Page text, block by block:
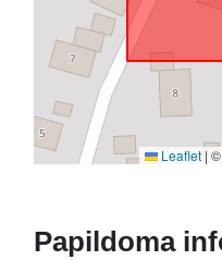
Leaflet | ©
Papildoma